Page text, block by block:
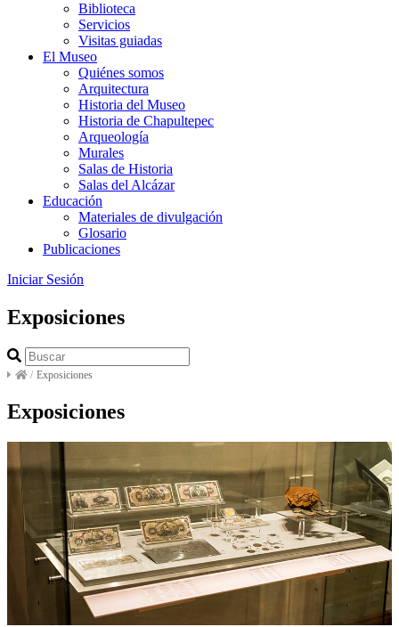
Biblioteca
Servicios
Visitas guiadas
El Museo
Quiénes somos
Arquitectura
Historia del Museo
Historia de Chapultepec
Arqueología
Murales
Salas de Historia
Salas del Alcázar
Educación
Materiales de divulgación
Glosario
Publicaciones
Iniciar Sesión
Exposiciones
/ Exposiciones
Exposiciones